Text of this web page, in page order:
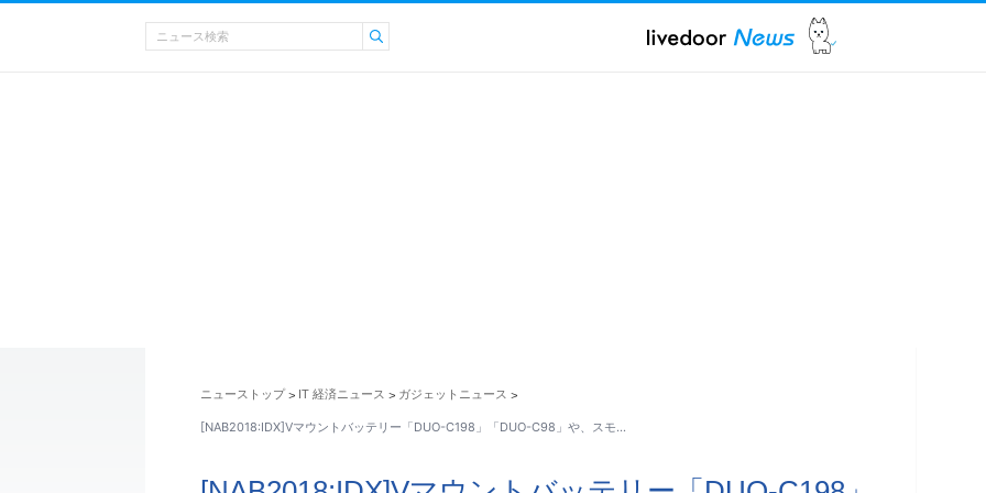
ニューストップ > IT 経済ニュース > ガジェットニュース >
[NAB2018:IDX]Vマウントバッテリー「DUO-C198」「DUO-C98」や、スモ…